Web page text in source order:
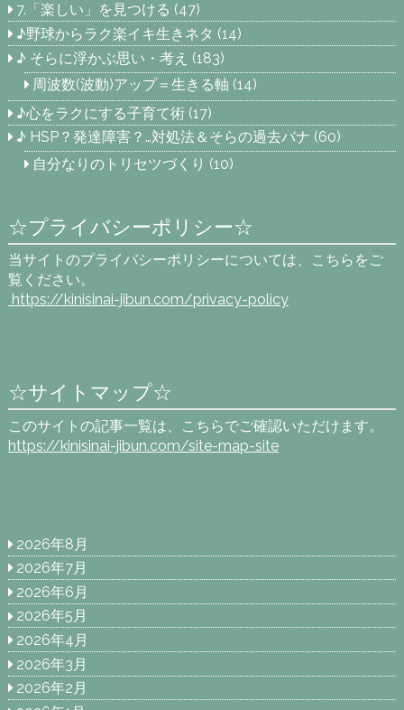
7.「楽しい」を見つける (47)
♪野球からラク楽イキ生きネタ (14)
♪ そらに浮かぶ思い・考え (183)
周波数(波動)アップ＝生きる軸 (14)
♪心をラクにする子育て術 (17)
♪ HSP？発達障害？…対処法＆そらの過去バナ (60)
自分なりのトリセツづくり (10)
☆プライバシーポリシー☆
当サイトのプライバシーポリシーについては、こちらをご
覧ください。
https://kinisinai-jibun.com/privacy-policy
☆サイトマップ☆
このサイトの記事一覧は、こちらでご確認いただけます。
https://kinisinai-jibun.com/site-map-site
2026年8月
2026年7月
2026年6月
2026年5月
2026年4月
2026年3月
2026年2月